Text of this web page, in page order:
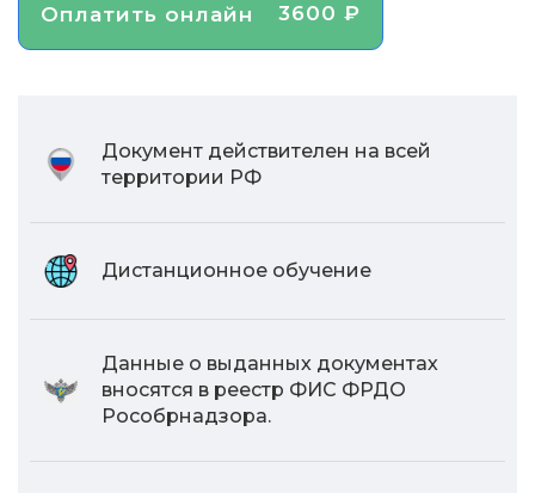
Оплатить онлайн 3600 ₽
Документ действителен на всей
территории РФ
Дистанционное обучение
Данные о выданных документах
вносятся в реестр ФИС ФРДО
Рособрнадзора.